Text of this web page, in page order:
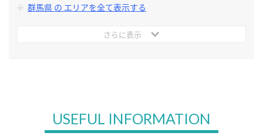
群馬県 の エリアを全て表示する
さらに表示
USEFUL INFORMATION